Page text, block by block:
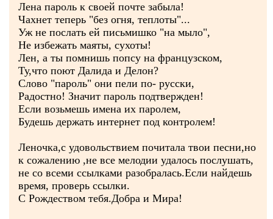
Лена пароль к своей почте забыла!
Чахнет теперь "без огня, теплоты"...
Уж не послать ей письмишко "на мыло",
Не избежать маяты, сухоты!
Лен, а ты помнишь попсу на французском,
Ту,что поют Далида и Делон?
Слово "пароль" они пели по- русски,
Радостно! Значит пароль подтвержден!
Если возьмешь имена их паролем,
Будешь держать интернет под контролем!
Леночка,с удовольствием почитала твои песни,но
к сожалению ,не все мелодии удалось послушать,
не со всеми ссылками разобралась.Если найдешь
время, проверь ссылки.
С Рождеством тебя.Добра и Мира!